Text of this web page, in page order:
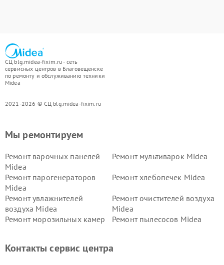
СЦ blg.midea-fixim.ru - сеть
сервисных центров в Благовещенске
по ремонту и обслуживанию техники
Midea
2021-2026 © СЦ blg.midea-fixim.ru
Мы ремонтируем
Ремонт варочных панелей
Midea
Ремонт мультиварок Midea
Ремонт парогенераторов
Midea
Ремонт хлебопечек Midea
Ремонт увлажнителей
воздуха Midea
Ремонт очистителей воздуха
Midea
Ремонт морозильных камер
Ремонт пылесосов Midea
пылесосов Midea
Контакты сервис центра